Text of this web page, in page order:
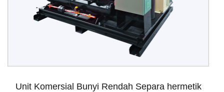
Unit Komersial Bunyi Rendah Separa hermetik